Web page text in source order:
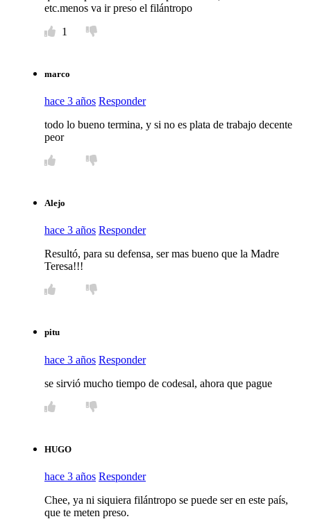
etc.menos va ir preso el filántropo
1
marco
hace 3 años Responder
todo lo bueno termina, y si no es plata de trabajo decente
peor
Alejo
hace 3 años Responder
Resultó, para su defensa, ser mas bueno que la Madre
Teresa!!!
pitu
hace 3 años Responder
se sirvió mucho tiempo de codesal, ahora que pague
HUGO
hace 3 años Responder
Chee, ya ni siquiera filántropo se puede ser en este país,
que te meten preso.